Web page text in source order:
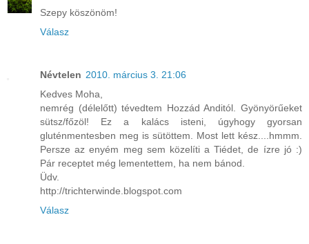
Szepy köszönöm!
Válasz
Névtelen 2010. március 3. 21:06
Kedves Moha,
nemrég (délelőtt) tévedtem Hozzád Anditól. Gyönyörűeket
sütsz/főzöl! Ez a kalács isteni, úgyhogy gyorsan
gluténmentesben meg is sütöttem. Most lett kész....hmmm.
Persze az enyém meg sem közelíti a Tiédet, de ízre jó :)
Pár receptet még lementettem, ha nem bánod.
Üdv.
http://trichterwinde.blogspot.com
Válasz